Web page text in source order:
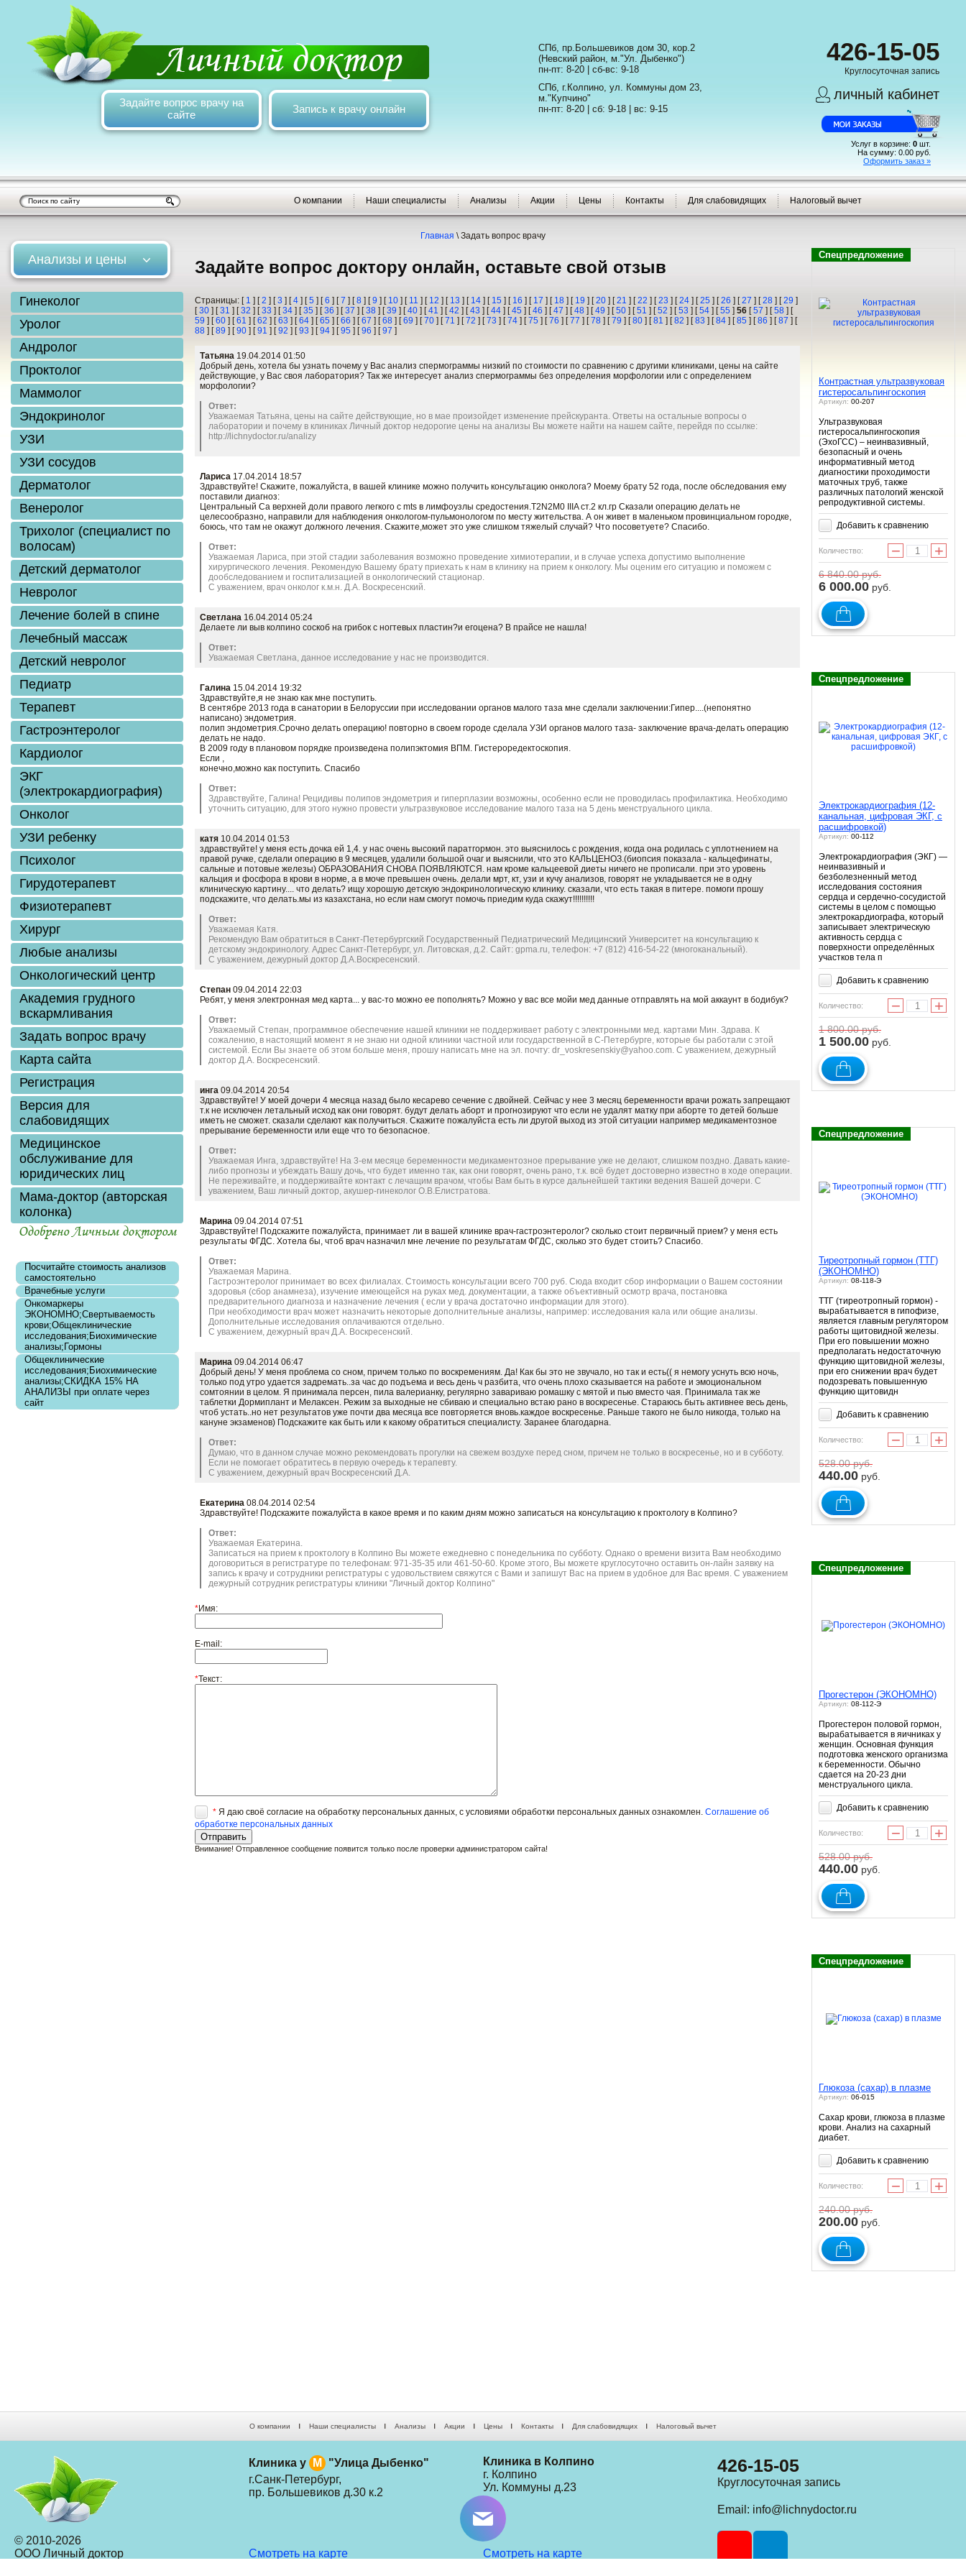
Задайте вопрос врачу на
сайте
Запись к врачу онлайн
СПб, пр.Большевиков дом 30, кор.2
(Невский район, м."Ул. Дыбенко")
пн-пт: 8-20 | сб-вс: 9-18
СПб, г.Колпино, ул. Коммуны дом 23,
м."Купчино"
пн-пт: 8-20 | сб: 9-18 | вс: 9-15
426-15-05
Круглосуточная запись
личный кабинет
Услуг в корзине: 0 шт.
На сумму: 0.00 руб.
Оформить заказ »
О компании Наши специалисты Анализы Акции Цены Контакты Для слабовидящих Налоговый вычет
Главная \Задать вопрос врачу
Задайте вопрос доктору онлайн, оставьте свой отзыв
Страницы: [ 1 ] [2 ] [3 ] [4 ] [5 ] [6 ] [7 ] [8 ] [9 ] [ 10 ] [ 11 ] [ 12 ] [ 13 ] [ 14 ] [ 15 ] [ 16 ] [ 17 ] [ 18 ] [ 19 ] [20 ] [21 ] [22 ] [23 ] [24 ] [25 ] [26 ] [27 ] [28 ] [29 ]
[30 ] [31 ] [32 ] [33 ] [34 ] [35 ] [36 ] [37 ] [38 ] [39 ] [40 ] [41 ] [42 ] [43 ] [44 ] [45 ] [46 ] [47 ] [48 ] [49 ] [50 ] [51 ] [52 ] [53 ] [54 ] [55 ] 56 [57 ] [58 ] [
59 ] [60 ] [61 ] [62 ] [63 ] [64 ] [65 ] [66 ] [67 ] [68 ] [69 ] [70 ] [71 ] [72 ] [73 ] [74 ] [75 ] [76 ] [77 ] [78 ] [79 ] [80 ] [81 ] [82 ] [83 ] [84 ] [85 ] [86 ] [87 ] [
88 ] [89 ] [90 ] [91 ] [92 ] [93 ] [94 ] [95 ] [96 ] [97 ]
Татьяна 19.04.2014 01:50
Добрый день, хотела бы узнать почему у Вас анализ спермограммы низкий по стоимости по сравнению с другими клиниками, цены на сайте
действующие, у Вас своя лаборатория? Так же интересует анализ спермограммы без определения морфологии или с определением
морфологии?
Ответ:
Уважаемая Татьяна, цены на сайте действующие, но в мае произойдет изменение прейскуранта. Ответы на остальные вопросы о
лаборатории и почему в клиниках Личный доктор недорогие цены на анализы Вы можете найти на нашем сайте, перейдя по ссылке:
http://lichnydoctor.ru/analizy
Лариса 17.04.2014 18:57
Здравствуйте! Скажите, пожалуйста, в вашей клинике можно получить консультацию онколога? Моему брату 52 года, после обследования ему
поставили диагноз:
Центральный Са верхней доли правого легкого с mts в лимфоузлы средостения.Т2N2M0 IIIA ст.2 кл.гр Сказали операцию делать не
целесообразно, направили для наблюдения онкологом-пульмонологом по месту жительства. А он живет в маленьком провинциальном городке,
боюсь, что там не окажут должного лечения. Скажите,может это уже слишком тяжелый случай? Что посоветуете? Спасибо.
Ответ:
Уважаемая Лариса, при этой стадии заболевания возможно проведение химиотерапии, и в случае успеха допустимо выполнение
хирургического лечения. Рекомендую Вашему брату приехать к нам в клинику на прием к онкологу. Мы оценим его ситуацию и поможем с
дообследованием и госпитализацией в онкологический стационар.
С уважением, врач онколог к.м.н. Д.А. Воскресенский.
Светлана 16.04.2014 05:24
Делаете ли выв колпино соскоб на грибок с ногтевых пластин?и егоцена? В прайсе не нашла!
Ответ:
Уважаемая Светлана, данное исследование у нас не производится.
Галина 15.04.2014 19:32
Здравствуйте,я не знаю как мне поступить.
В сентябре 2013 года в санатории в Белоруссии при исследовании органов малого таза мне сделали заключении:Гипер....(непонятно
написано) эндометрия.
полип эндометрия.Срочно делать операцию! повторно в своем городе сделала УЗИ органов малого таза- заключение врача-делать операцию
делать не надо.
В 2009 году в плановом порядке произведена полипэктомия ВПМ. Гистероредектоскопия.
Если ,
конечно,можно как поступить. Спасибо
Ответ:
Здравствуйте, Галина! Рецидивы полипов эндометрия и гиперплазии возможны, особенно если не проводилась профилактика. Необходимо
уточнить ситуацию, для этого нужно провести ультразвуковое исследование малого таза на 5 день менструального цикла.
катя 10.04.2014 01:53
здравствуйте! у меня есть дочка ей 1,4. у нас очень высокий паратгормон. это выяснилось с рождения, когда она родилась с уплотнением на
правой ручке, сделали операцию в 9 месяцев, удалили большой очаг и выяснили, что это КАЛЬЦЕНОЗ.(биопсия показала - кальцефинаты,
сальные и потовые железы) ОБРАЗОВАНИЯ СНОВА ПОЯВЛЯЮТСЯ. нам кроме кальцеевой диеты ничего не прописали. при это уровень
кальция и фосфора в крови в норме, а в моче превышен очень. делали мрт, кт, узи и кучу анализов, говорят не укладывается не в одну
клиническую картину.... что делать? ищу хорошую детскую эндокринологическую клинику. сказали, что есть такая в питере. помоги прошу
подскажите, что делать.мы из казахстана, но если нам смогут помочь приедим куда скажут!!!!!!!!!!
Ответ:
Уважаемая Катя.
Рекомендую Вам обратиться в Санкт-Петербургский Государственный Педиатрический Медицинский Университет на консультацию к
детскому эндокринологу. Адрес Санкт-Петербург, ул. Литовская, д.2. Сайт: gpma.ru, телефон: +7 (812) 416-54-22 (многоканальный).
С уважением, дежурный доктор Д.А.Воскресенский.
Степан 09.04.2014 22:03
Ребят, у меня электронная мед карта... у вас-то можно ее пополнять? Можно у вас все мойи мед данные отправлять на мой аккаунт в бодибук?
Ответ:
Уважаемый Степан, программное обеспечение нашей клиники не поддерживает работу с электронными мед. картами Мин. Здрава. К
сожалению, в настоящий момент я не знаю ни одной клиники частной или государственной в С-Петербурге, которые бы работали с этой
системой. Если Вы знаете об этом больше меня, прошу написать мне на эл. почту: dr_voskresenskiy@yahoo.com. С уважением, дежурный
доктор Д.А. Воскресенский.
инга 09.04.2014 20:54
Здравствуйте! У моей дочери 4 месяца назад было кесарево сечение с двойней. Сейчас у нее 3 месяц беременности врачи рожать запрещают
т.к не исключен летальный исход как они говорят. будут делать аборт и прогнозируют что если не удалят матку при аборте то детей больше
иметь не сможет. сказали сделают как получиться. Скажите пожалуйста есть ли другой выход из этой ситуации например медикаментозное
прерывание беременности или еще что то безопасное.
Ответ:
Уважаемая Инга, здравствуйте! На 3-ем месяце беременности медикаментозное прерывание уже не делают, слишком поздно. Давать какие-
либо прогнозы и убеждать Вашу дочь, что будет именно так, как они говорят, очень рано, т.к. всё будет достоверно известно в ходе операции.
Не переживайте, и поддерживайте контакт с лечащим врачом, чтобы Вам быть в курсе дальнейшей тактики ведения Вашей дочери. С
уважением, Ваш личный доктор, акушер-гинеколог О.В.Елистратова.
Марина 09.04.2014 07:51
Здравствуйте! Подскажите пожалуйста, принимает ли в вашей клинике врач-гастроэнтеролог? сколько стоит первичный прием? у меня есть
результаты ФГДС. Хотела бы, чтоб врач назначил мне лечение по результатам ФГДС, сколько это будет стоить? Спасибо.
Ответ:
Уважаемая Марина.
Гастроэнтеролог принимает во всех филиалах. Стоимость консультации всего 700 руб. Сюда входит сбор информации о Вашем состоянии
здоровья (сбор анамнеза), изучение имеющейся на руках мед. документации, а также объективный осмотр врача, постановка
предварительного диагноза и назначение лечения ( если у врача достаточно информации для этого).
При необходимости врач может назначить некоторые дополнительные анализы, например: исследования кала или общие анализы.
Дополнительные исследования оплачиваются отдельно.
С уважением, дежурный врач Д.А. Воскресенский.
Марина 09.04.2014 06:47
Добрый день! У меня проблема со сном, причем только по воскремениям. Да! Как бы это не звучало, но так и есть(( я немогу уснуть всю ночь,
только под утро удается задремать..за час до подъема и весь день ч разбита, что очень плохо сказывается на работе и эмоциональном
сомтоянии в целом. Я принимала персен, пила валерианку, регулярно завариваю ромашку с мятой и пью вместо чая. Принимала так же
таблетки Дормиплант и Мелаксен. Режим за выходные не сбиваю и специально встаю рано в воскресенье. Стараюсь быть активнее весь день,
чтоб устать..но нет результатов уже почти два месяца все повторяется вновь.каждое воскресенье. Раньше такого не было никогда, только на
кануне экзаменов) Подскажите как быть или к какому обратиться специалисту. Заранее благодарна.
Ответ:
Думаю, что в данном случае можно рекомендовать прогулки на свежем воздухе перед сном, причем не только в воскресенье, но и в субботу.
Если не помогает обратитесь в первую очередь к терапевту.
С уважением, дежурный врач Воскресенский Д.А.
Екатерина 08.04.2014 02:54
Здравствуйте! Подскажите пожалуйста в какое время и по каким дням можно записаться на консультацию к проктологу в Колпино?
Ответ:
Уважаемая Екатерина.
Записаться на прием к проктологу в Колпино Вы можете ежедневно с понедельника по субботу. Однако о времени визита Вам необходимо
договориться в регистратуре по телефонам: 971-35-35 или 461-50-60. Кроме этого, Вы можете круглосуточно оставить он-лайн заявку на
запись к врачу и сотрудники регистратуры с удовольствием свяжутся с Вами и запишут Вас на прием в удобное для Вас время. С уважением
дежурный сотрудник регистратуры клиники "Личный доктор Колпино"
*Имя:
E-mail:
*Текст:
* Я даю своё согласие на обработку персональных данных, с условиями обработки персональных данных ознакомлен. Соглашение об
обработке персональных данных
Внимание! Отправленное сообщение появится только после проверки администратором сайта!
Анализы и цены
Гинеколог
Уролог
Андролог
Проктолог
Маммолог
Эндокринолог
УЗИ
УЗИ сосудов
Дерматолог
Венеролог
Трихолог (специалист по
волосам)
Детский дерматолог
Невролог
Лечение болей в спине
Лечебный массаж
Детский невролог
Педиатр
Терапевт
Гастроэнтеролог
Кардиолог
ЭКГ
(электрокардиография)
Онколог
УЗИ ребенку
Психолог
Гирудотерапевт
Физиотерапевт
Хирург
Любые анализы
Онкологический центр
Академия грудного
вскармливания
Задать вопрос врачу
Карта сайта
Регистрация
Версия для
слабовидящих
Медицинское
обслуживание для
юридических лиц
Мама-доктор (авторская
колонка)
Посчитайте стоимость анализов
самостоятельно
Врачебные услуги
Онкомаркеры
ЭКОНОМНО;Свертываемость
крови;Общеклинические
исследования;Биохимические
анализы;Гормоны
Общеклинические
исследования;Биохимические
анализы;СКИДКА 15% НА
АНАЛИЗЫ при оплате через
сайт
Спецпредложение
Контрастная ультразвуковая
гистеросальпингоскопия
Артикул: 00-207
Ультразвуковая
гистеросальпингоскопия
(ЭхоГСС) – неинвазивный,
безопасный и очень
информативный метод
диагностики проходимости
маточных труб, также
различных патологий женской
репродуктивной системы.
Добавить к сравнению
Количество: − +
6 840.00руб.
6 000.00 руб.
Заказать
Спецпредложение
Электрокардиография (12-
канальная, цифровая ЭКГ, с
расшифровкой)
Артикул: 00-112
Электрокардиография (ЭКГ) —
неинвазивный и
безболезненный метод
исследования состояния
сердца и сердечно-сосудистой
системы в целом с помощью
электрокардиографа, который
записывает электрическую
активность сердца с
поверхности определённых
участков тела п
Добавить к сравнению
Количество: − +
1 800.00руб.
1 500.00 руб.
Заказать
Спецпредложение
Тиреотропный гормон (ТТГ)
(ЭКОНОМНО)
Артикул: 08-118-Э
ТТГ (тиреотропный гормон) -
вырабатывается в гипофизе,
является главным регулятором
работы щитовидной железы.
При его повышении можно
предполагать недостаточную
функцию щитовидной железы,
при его снижении врач будет
подозревать повышенную
функцию щитовидн
Добавить к сравнению
Количество: − +
528.00руб.
440.00 руб.
Спецпредложение
Прогестерон (ЭКОНОМНО)
Артикул: 08-112-Э
Прогестерон половой гормон,
вырабатывается в яичниках у
женщин. Основная функция
подготовка женского организма
к беременности. Обычно
сдается на 20-23 дни
менструального цикла.
Добавить к сравнению
Количество: − +
528.00руб.
440.00 руб.
Спецпредложение
Глюкоза (сахар) в плазме
Артикул: 06-015
Сахар крови, глюкоза в плазме
крови. Анализ на сахарный
диабет.
Добавить к сравнению
Количество: − +
240.00руб.
200.00 руб.
О компании Наши специалисты Анализы Акции Цены Контакты Для слабовидящих Налоговый вычет
© 2010-2026
ООО Личный доктор
Клиника у M
"Улица Дыбенко"
г.Санк-Петербург,
пр. Большевиков д.30 к.2
Смотреть на карте
Клиника в Колпино
г. Колпино
Ул. Коммуны д.23
Смотреть на карте
426-15-05
Круглосуточная запись
Email: info@lichnydoctor.ru